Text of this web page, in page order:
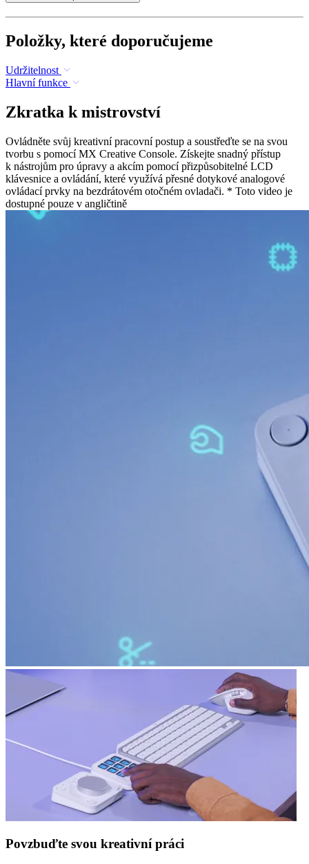
Položky, které doporučujeme
Udržitelnost
Hlavní funkce
Zkratka k mistrovství
Ovládněte svůj kreativní pracovní postup a soustřeďte se na svou
tvorbu s pomocí MX Creative Console. Získejte snadný přístup
k nástrojům pro úpravy a akcím pomocí přizpůsobitelné LCD
klávesnice a ovládání, které využívá přesné dotykové analogové
ovládací prvky na bezdrátovém otočném ovladači. * Toto video je
dostupné pouze v angličtině
Povzbuďte svou kreativní práci